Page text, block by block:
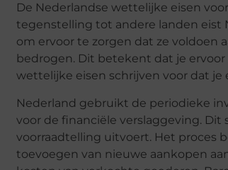
De Nederlandse wettelijke eisen
tegenstelling tot andere landen eist
om ervoor te zorgen dat ze voldoen
bedrogen. Dit betekent dat je
wettelijke eisen schrijven voor dat
Nederland gebruikt de periodieke
voor de financiële verslaggeving.
voorraadtelling uitvoert. Het proces
toevoegen van nieuwe aankopen